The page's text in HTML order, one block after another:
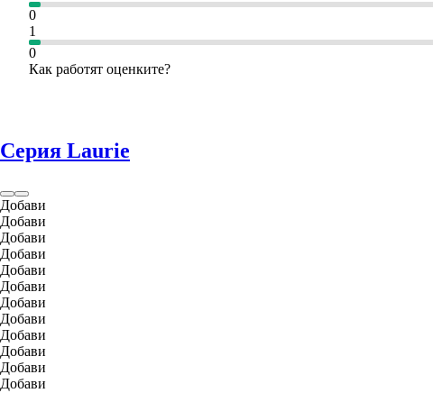
0
1
0
Как работят оценките?
Серия Laurie
Добави
Добави
Добави
Добави
Добави
Добави
Добави
Добави
Добави
Добави
Добави
Добави